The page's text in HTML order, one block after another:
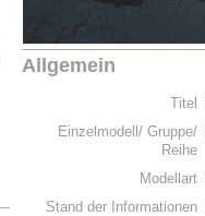
Allgemein
Titel
Einzelmodell/ Gruppe/
Reihe
Modellart
Stand der Informationen